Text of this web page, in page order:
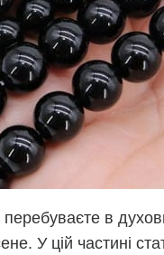
в
У цій частині